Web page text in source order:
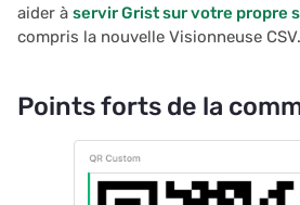
aider à servir Grist sur votre propre
compris la nouvelle Visionneuse CSV.
Points forts de la